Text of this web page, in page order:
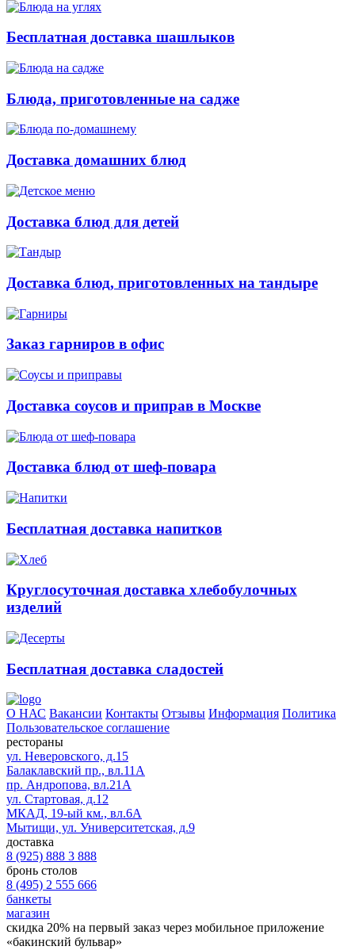
Бесплатная доставка шашлыков
Блюда, приготовленные на садже
Доставка домашних блюд
Доставка блюд для детей
Доставка блюд, приготовленных на тандыре
Заказ гарниров в офис
Доставка соусов и приправ в Москве
Доставка блюд от шеф-повара
Бесплатная доставка напитков
Круглосуточная доставка хлебобулочных
изделий
Бесплатная доставка сладостей
О НАС Вакансии Контакты Отзывы Информация Политика
Пользовательское соглашение
рестораны
ул. Неверовского, д.15
Балаклавский пр., вл.11А
пр. Андропова, вл.21А
ул. Стартовая, д.12
МКАД, 19-ый км., вл.6А
Мытищи, ул. Университетская, д.9
доставка
8 (925) 888 3 888
бронь столов
8 (495) 2 555 666
банкеты
магазин
скидка 20% на первый заказ через мобильное приложение
«бакинский бульвар»